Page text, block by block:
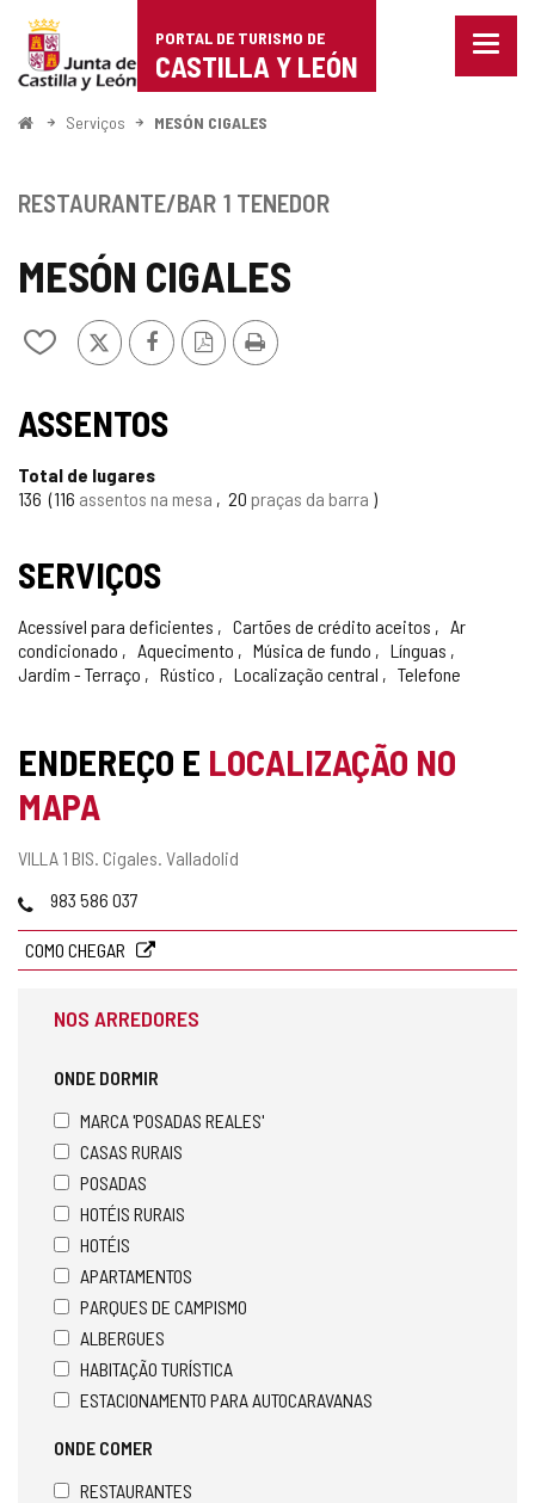
Portal
de
Turismo
Castilla
León
PORTAL DE TURISMO DE
CASTILLA Y LEÓN
Menu
ComeçoServiços MESÓN CIGALES
MESÓN CIGALES
Adicionar
de
meus
x FacebookVersão
PDF
Imprimir
RESTAURANTE/BAR 1 TENEDOR
ASSENTOS
Total de lugares
136
116 assentos na mesa 20 praças da barra
SERVIÇOS
Acessível para deficientes Cartões de crédito aceitos
Ar
condicionado
Aquecimento Música de fundo
Línguas
Jardim - Terraço
Rústico Localização central Telefone
ENDEREÇO E LOCALIZAÇÃO NO
MAPA
Endereço
VILLA 1 BIS. Cigales. Valladolid
Telefones
983 586 037
COMO CHEGAR
NOS ARREDORES
ONDE DORMIR
MARCA 'POSADAS REALES'
CASAS RURAIS
POSADAS
HOTÉIS RURAIS
HOTÉIS
APARTAMENTOS
PARQUES DE CAMPISMO
ALBERGUES
HABITAÇÃO TURÍSTICA
ESTACIONAMENTO PARA AUTOCARAVANAS
ONDE COMER
RESTAURANTES